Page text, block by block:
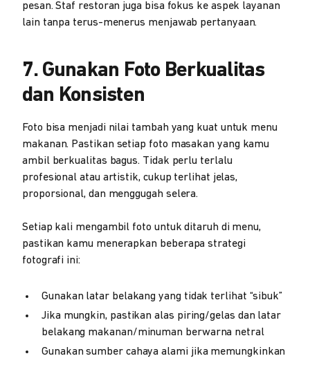
pesan. Staf restoran juga bisa fokus ke aspek layanan
lain tanpa terus-menerus menjawab pertanyaan.
7. Gunakan Foto Berkualitas
dan Konsisten
Foto bisa menjadi nilai tambah yang kuat untuk menu
makanan. Pastikan setiap foto masakan yang kamu
ambil berkualitas bagus. Tidak perlu terlalu
profesional atau artistik, cukup terlihat jelas,
proporsional, dan menggugah selera.
Setiap kali mengambil foto untuk ditaruh di menu,
pastikan kamu menerapkan beberapa strategi
fotografi ini:
Gunakan latar belakang yang tidak terlihat “sibuk”
Jika mungkin, pastikan alas piring/gelas dan latar
belakang makanan/minuman berwarna netral
Gunakan sumber cahaya alami jika memungkinkan